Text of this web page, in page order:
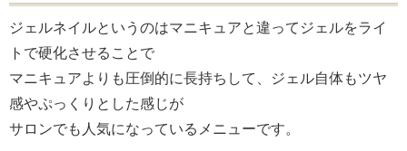
ジェルネイルというのはマニキュアと違ってジェルをライ
トで硬化させることで
マニキュアよりも圧倒的に長持ちして、ジェル自体もツヤ
感やぷっくりとした感じが
サロンでも人気になっているメニューです。